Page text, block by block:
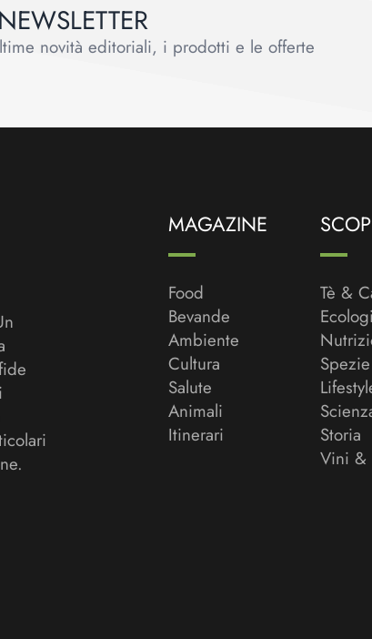
novità editoriali, i prodotti e le offerte
MAGAZINE
Food
Bevande
Ambiente
Cultura
Salute
Animali
Itinerari
Tè &
Storia
Vini &